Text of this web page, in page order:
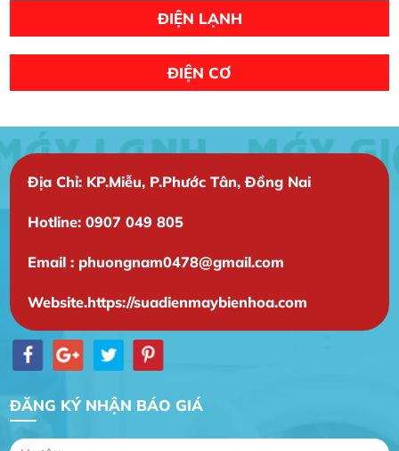
ĐIỆN LẠNH
ĐIỆN CƠ
Địa Chỉ: KP.Miễu, P.Phước Tân, Đồng Nai
Hotline: 0907 049 805
Email : phuongnam0478@gmail.com
Website.https://suadienmaybienhoa.com
ĐĂNG KÝ NHẬN BÁO GIÁ